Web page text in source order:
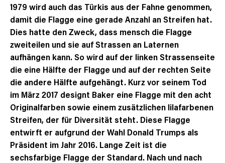
1979 wird auch das Türkis aus der Fahne genommen,
damit die Flagge eine gerade Anzahl an Streifen hat.
Dies hatte den Zweck, dass mensch die Flagge
zweiteilen und sie auf Strassen an Laternen
aufhängen kann. So wird auf der linken Strassenseite
die eine Hälfte der Flagge und auf der rechten Seite
die andere Hälfte aufgehängt. Kurz vor seinem Tod
im März 2017 designt Baker eine Flagge mit den acht
Originalfarben sowie einem zusätzlichen lilafarbenen
Streifen, der für Diversität steht. Diese Flagge
entwirft er aufgrund der Wahl Donald Trumps als
Präsident im Jahr 2016. Lange Zeit ist die
sechsfarbige Flagge der Standard. Nach und nach